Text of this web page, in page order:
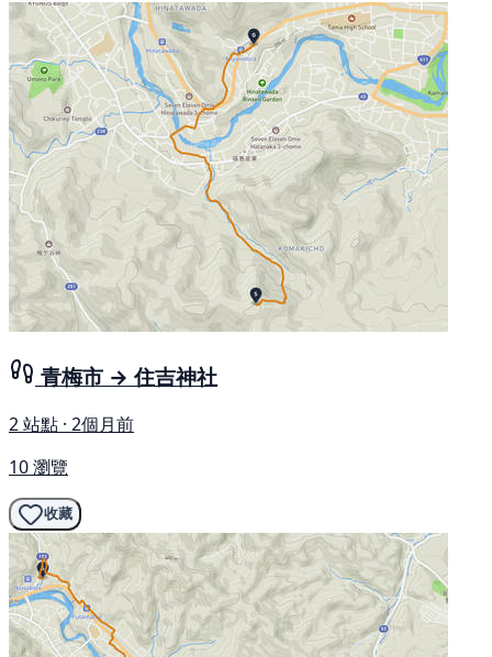
青梅市 → 住吉神社
2 站點 · 2個月前
10 瀏覽
收藏